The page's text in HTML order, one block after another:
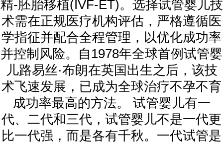
精-胚胎移植(IVF-ET)。选择试管婴儿技
术需在正规医疗机构评估，严格遵循医
学指征并配合全程管理，以优化成功率
并控制风险。自1978年全球首例试管婴
儿路易丝·布朗在英国出生之后，该技
术飞速发展，已成为全球治疗不孕不育
成功率最高的方法。 试管婴儿有一
代、二代和三代，试管婴儿不是一代更
比一代强，而是各有千秋。一代试管是